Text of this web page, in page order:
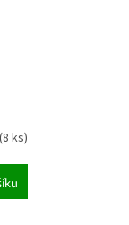
(8 ks)